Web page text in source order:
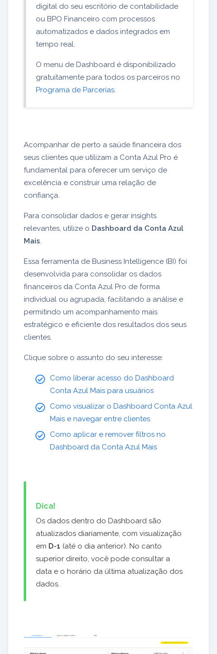
digital do seu escritório de contabilidade
ou BPO Financeiro com processos
automatizados e dados integrados em
tempo real.
O menu de Dashboard é disponibilizado
gratuitamente para todos os parceiros no
Programa de Parcerias.
Acompanhar de perto a saúde financeira dos
seus clientes que utilizam a Conta Azul Pro é
fundamental para oferecer um serviço de
excelência e construir uma relação de
confiança.
Para consolidar dados e gerar insights
relevantes, utilize o Dashboard da Conta Azul
Mais.
Essa ferramenta de Business Intelligence (BI) foi
desenvolvida para consolidar os dados
financeiros da Conta Azul Pro de forma
individual ou agrupada, facilitando a análise e
permitindo um acompanhamento mais
estratégico e eficiente dos resultados dos seus
clientes.
Clique sobre o assunto do seu interesse:
Como liberar acesso do Dashboard
Conta Azul Mais para usuários
Como visualizar o Dashboard Conta Azul
Mais e navegar entre clientes
Como aplicar e remover filtros no
Dashboard da Conta Azul Mais
Dica!
Os dados dentro do Dashboard são
atualizados diariamente, com visualização
em D-1 (até o dia anterior). No canto
superior direito, você pode consultar a
data e o horário da última atualização dos
dados.